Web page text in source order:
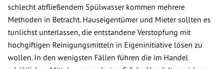
schlecht abfließendem Spülwasser kommen mehrere
Methoden in Betracht. Hauseigentümer und Mieter sollten es
tunlichst unterlassen, die entstandene Verstopfung mit
hochgiftigen Reinigungsmitteln in Eigeninitiative lösen zu
wollen. In den wenigsten Fällen führen die im Handel